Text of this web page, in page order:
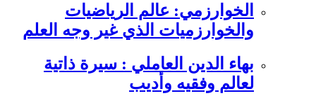
الخوارزمي: عالم الرياضيات
والخوارزميات الذي غير وجه العلم
بهاء الدين العاملي : سيرة ذاتية
لعالم وفقيه وأديب